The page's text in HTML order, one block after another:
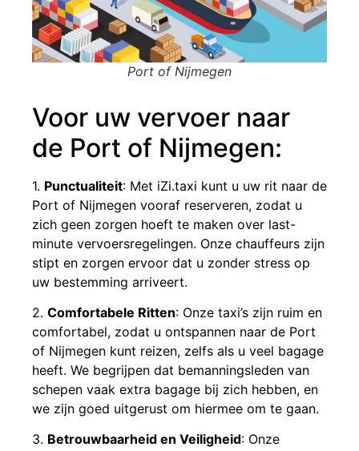
Port of Nijmegen
Voor uw vervoer naar
de Port of Nijmegen:
1. Punctualiteit: Met iZi.taxi kunt u uw rit naar de
Port of Nijmegen vooraf reserveren, zodat u
zich geen zorgen hoeft te maken over last-
minute vervoersregelingen. Onze chauffeurs zijn
stipt en zorgen ervoor dat u zonder stress op
uw bestemming arriveert.
2. Comfortabele Ritten: Onze taxi’s zijn ruim en
comfortabel, zodat u ontspannen naar de Port
of Nijmegen kunt reizen, zelfs als u veel bagage
heeft. We begrijpen dat bemanningsleden van
schepen vaak extra bagage bij zich hebben, en
we zijn goed uitgerust om hiermee om te gaan.
3. Betrouwbaarheid en Veiligheid: Onze